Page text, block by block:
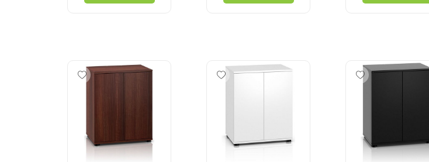
Add wishlist
Add wishlist
Add wishlist